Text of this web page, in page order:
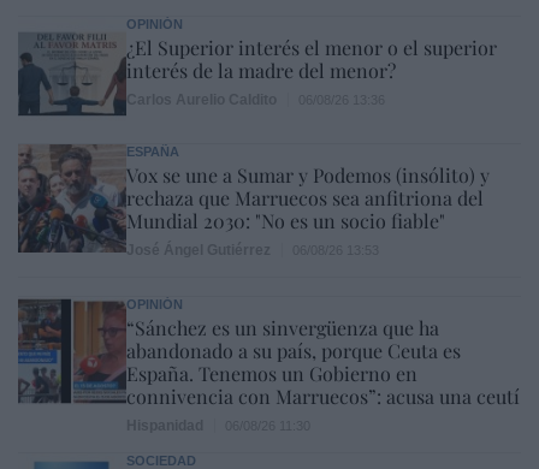
OPINIÓN
¿El Superior interés el menor o el superior
interés de la madre del menor?
ESPAÑA
Vox se une a Sumar y Podemos (insólito) y
rechaza que Marruecos sea anfitriona del
Mundial 2030: "No es un socio fiable"
OPINIÓN
“Sánchez es un sinvergüenza que ha
abandonado a su país, porque Ceuta es
España. Tenemos un Gobierno en
connivencia con Marruecos”: acusa una ceutí
SOCIEDAD